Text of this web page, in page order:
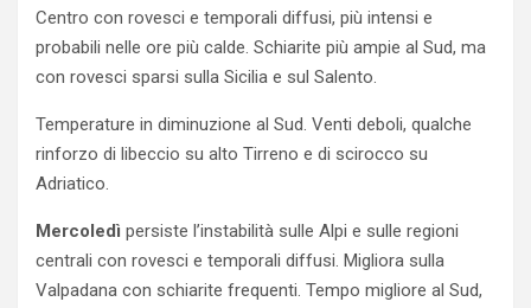
Centro con rovesci e temporali diffusi, più intensi e
probabili nelle ore più calde. Schiarite più ampie al Sud, ma
con rovesci sparsi sulla Sicilia e sul Salento.
Temperature in diminuzione al Sud. Venti deboli, qualche
rinforzo di libeccio su alto Tirreno e di scirocco su
Adriatico.
Mercoledì persiste l’instabilità sulle Alpi e sulle regioni
centrali con rovesci e temporali diffusi. Migliora sulla
Valpadana con schiarite frequenti. Tempo migliore al Sud,